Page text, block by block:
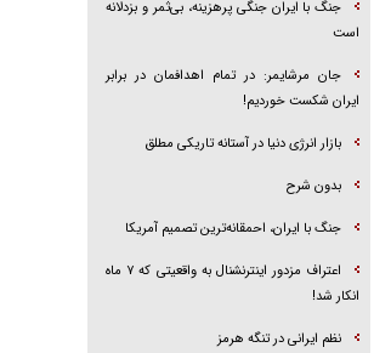
جنگ با ایران جنگی پرهزینه، بی‌ثمر و بزدلانه
است
جان مرشایمر: در تمام اهدافمان در برابر
ایران شکست خوردیم!
بازار انرژی دنیا در آستانه تاریکی مطلق
بدون شرح
جنگ با ایران، احمقانه‌ترین تصمیم آمریکا
اعتراف مزدور اینترنشنال به واقعیتی که ۷ ماه
انکار شد!
نظم ایرانی در تنگه هرمز